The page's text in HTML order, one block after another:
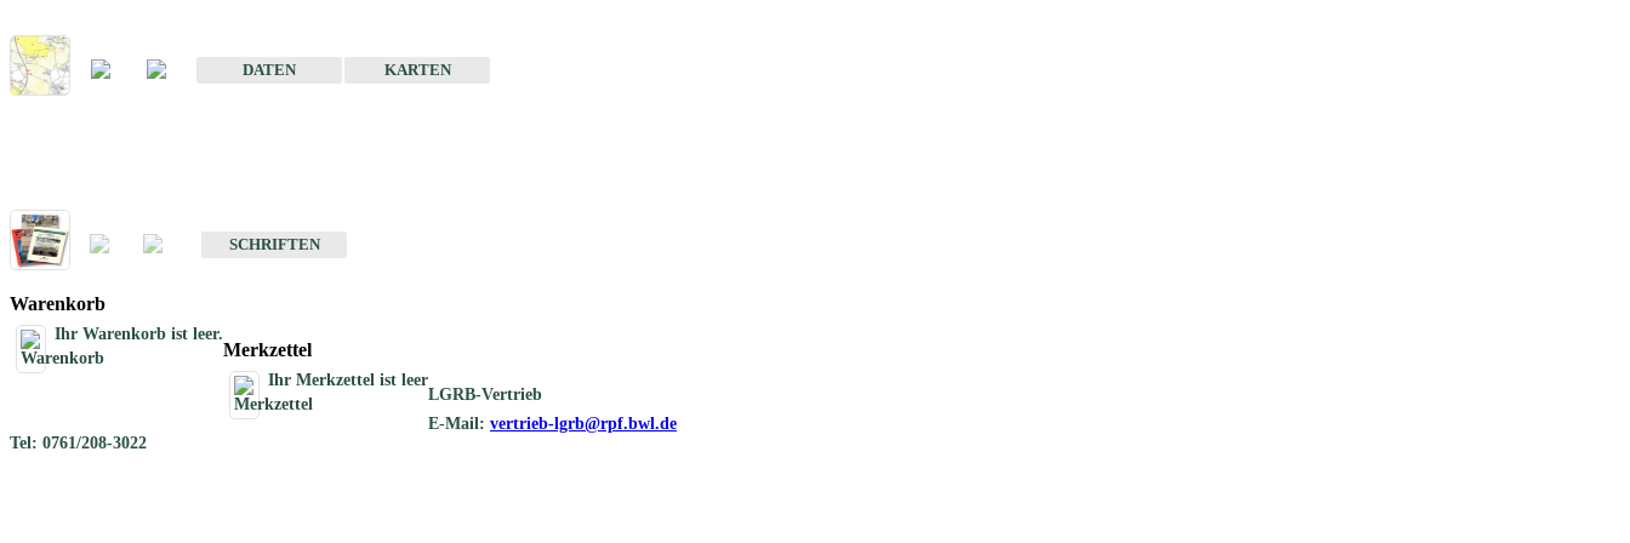
DATEN
KARTEN
SCHRIFTEN
Warenkorb
Ihr Warenkorb ist leer.
Merkzettel
Ihr Merkzettel ist leer
LGRB-Vertrieb
E-Mail: vertrieb-lgrb@rpf.bwl.de
Tel: 0761/208-3022